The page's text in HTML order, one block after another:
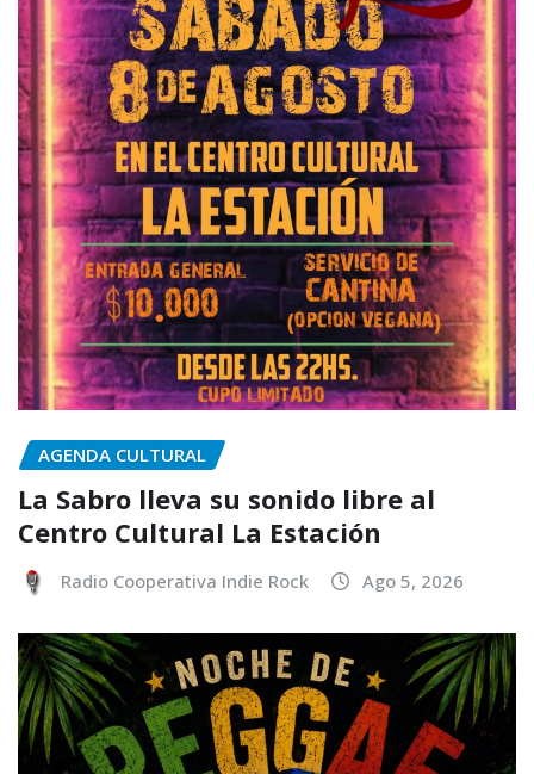
AGENDA CULTURAL
La Sabro lleva su sonido libre al
Centro Cultural La Estación
Radio Cooperativa Indie Rock Ago 5, 2026